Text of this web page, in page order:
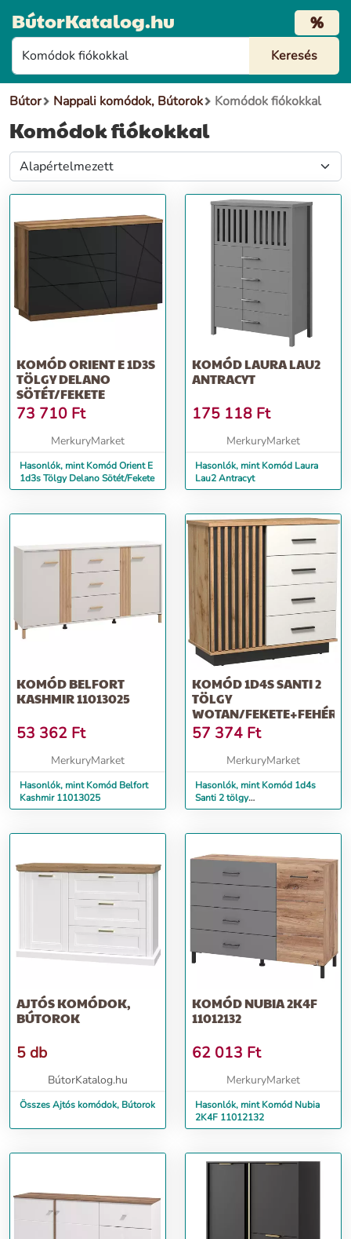
BútorKatalog.hu %
Bútor Nappali komódok, Bútorok Komódok fiókokkal
Komódok fiókokkal
KOMÓD ORIENT E 1D3S
TÖLGY DELANO
SÖTÉT/FEKETE
73 710 Ft
MerkuryMarket
Hasonlók, mint Komód Orient E
1d3s Tölgy Delano Sötét/Fekete
KOMÓD LAURA LAU2
ANTRACYT
175 118 Ft
MerkuryMarket
Hasonlók, mint Komód Laura
Lau2 Antracyt
KOMÓD BELFORT
KASHMIR 11013025
53 362 Ft
MerkuryMarket
Hasonlók, mint Komód Belfort
Kashmir 11013025
KOMÓD 1D4S SANTI 2
TÖLGY
WOTAN/FEKETE+FEHÉR
57 374 Ft
MerkuryMarket
Hasonlók, mint Komód 1d4s
Santi 2 tölgy
Wotan/Fekete+fehér
AJTÓS KOMÓDOK,
BÚTOROK
5 db
BútorKatalog.hu
Összes Ajtós komódok, Bútorok
KOMÓD NUBIA 2K4F
11012132
62 013 Ft
MerkuryMarket
Hasonlók, mint Komód Nubia
2K4F 11012132